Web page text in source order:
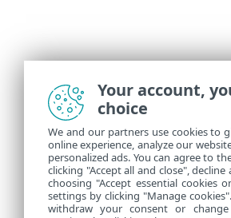
Your account,
choice
We and our partners use cookies to
online experience, analyze our
personalized ads. You can agree to
clicking "Accept all and close",
choosing "Accept essential cookies
settings by clicking "Manage
withdraw your consent or